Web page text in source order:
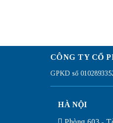
CÔNG TY CỔ
GPKD số
HÀ NỘI